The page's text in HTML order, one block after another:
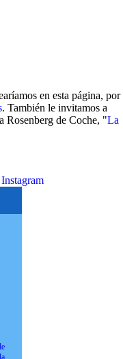
en esta página, por
. También le invitamos a
Rosenberg de Coche, "La